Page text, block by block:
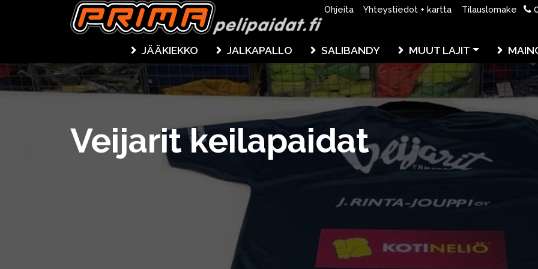
Ohjeita Yhteystiedot + kartta Tilauslomake
JÄÄKIEKKO JALKAPALLO SALIBANDY MUUT LAJIT
Veijarit keilapaidat